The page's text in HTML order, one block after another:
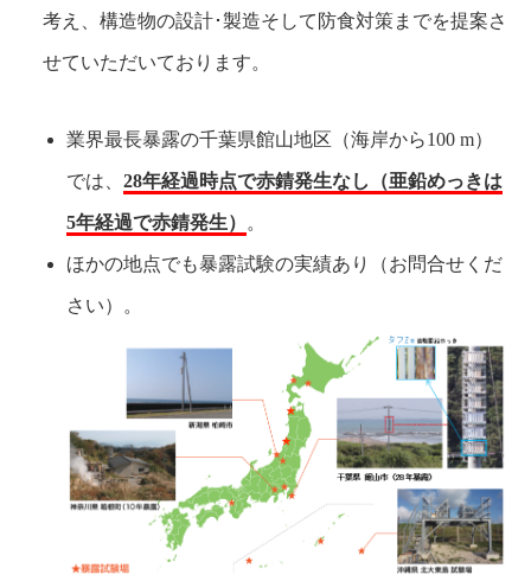
考え、構造物の設計･製造そして防食対策までを提案さ
せていただいております。
業界最長暴露の千葉県館山地区（海岸から100 m）
では、 28年経過時点で赤錆発生なし（亜鉛めっきは
5年経過で赤錆発生） 。
ほかの地点でも暴露試験の実績あり（お問合せくだ
さい）。